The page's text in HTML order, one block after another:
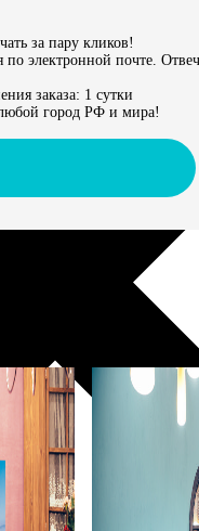
за пару кликов!
по электронной почте.
заказа: 1 сутки
город РФ и мира!